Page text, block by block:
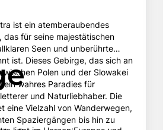
ist ein atemberaubendes
das für seine majestätischen
Seen und unberührte
ist. Dieses Gebirge, das sich an
Polen und der Slowakei
ein wahres Paradies für
und Naturliebhaber. Die
eine Vielzahl von Wanderwegen,
Spaziergängen bis hin zu